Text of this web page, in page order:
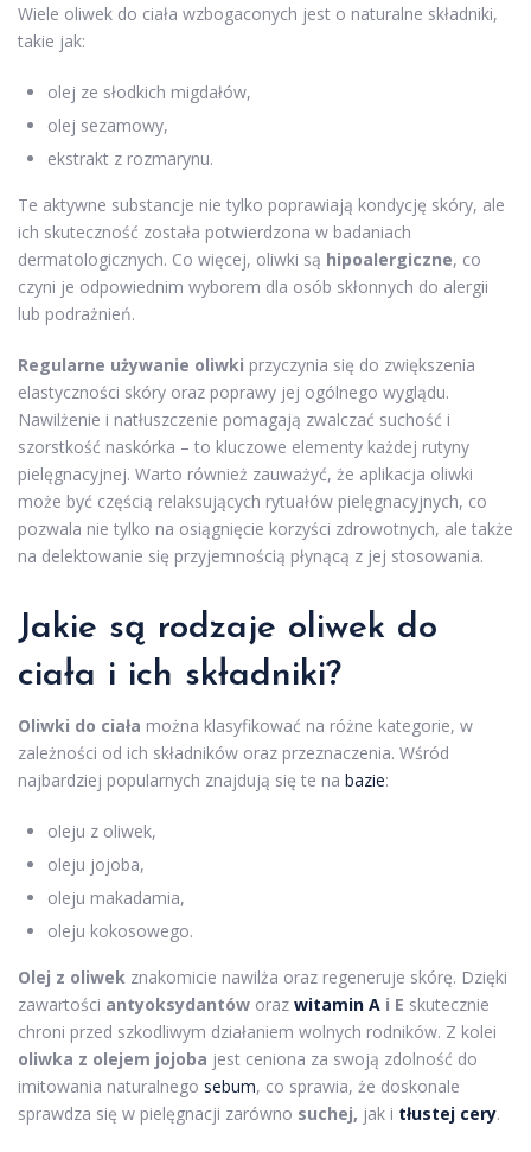
Wiele oliwek do ciała wzbogaconych jest o naturalne składniki,
takie jak:
olej ze słodkich migdałów,
olej sezamowy,
ekstrakt z rozmarynu.
Te aktywne substancje nie tylko poprawiają kondycję skóry, ale
ich skuteczność została potwierdzona w badaniach
dermatologicznych. Co więcej, oliwki są hipoalergiczne, co
czyni je odpowiednim wyborem dla osób skłonnych do alergii
lub podrażnień.
Regularne używanie oliwki przyczynia się do zwiększenia
elastyczności skóry oraz poprawy jej ogólnego wyglądu.
Nawilżenie i natłuszczenie pomagają zwalczać suchość i
szorstkość naskórka – to kluczowe elementy każdej rutyny
pielęgnacyjnej. Warto również zauważyć, że aplikacja oliwki
może być częścią relaksujących rytuałów pielęgnacyjnych, co
pozwala nie tylko na osiągnięcie korzyści zdrowotnych, ale także
na delektowanie się przyjemnością płynącą z jej stosowania.
Jakie są rodzaje oliwek do
ciała i ich składniki?
Oliwki do ciała można klasyfikować na różne kategorie, w
zależności od ich składników oraz przeznaczenia. Wśród
najbardziej popularnych znajdują się te na bazie:
oleju z oliwek,
oleju jojoba,
oleju makadamia,
oleju kokosowego.
Olej z oliwek znakomicie nawilża oraz regeneruje skórę. Dzięki
zawartości antyoksydantów oraz witamin A i E skutecznie
chroni przed szkodliwym działaniem wolnych rodników. Z kolei
oliwka z olejem jojoba jest ceniona za swoją zdolność do
imitowania naturalnego sebum, co sprawia, że doskonale
sprawdza się w pielęgnacji zarówno suchej, jak i tłustej cery.